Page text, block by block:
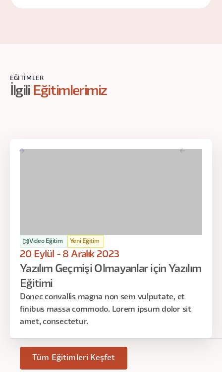
EĞITIMLER
İlgili Eğitimlerimiz
Video Eğitim Yeni Eğitim
20 Eylül - 8 Aralık 2023
Yazılım Geçmişi Olmayanlar için Yazılım
Eğitimi
Donec convallis magna non sem vulputate, et
finibus massa commodo. Lorem ipsum dolor sit
amet, consectetur.
Tüm Eğitimleri Keşfet